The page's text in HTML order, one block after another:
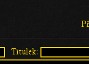
Titulek: